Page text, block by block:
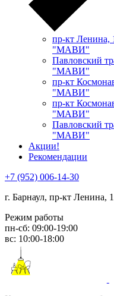
пр-кт Ленина,
"МАВИ"
​Павловский
"МАВИ"
пр-кт
"МАВИ"
пр-кт
"МАВИ"
Павловский
"МАВИ"
Акции!
Рекомендации
+7 (952) 006-14-30
г. Барнаул, пр-кт Ленина,
Режим работы
пн-сб: 09:00-19:00
вс: 10:00-18:00